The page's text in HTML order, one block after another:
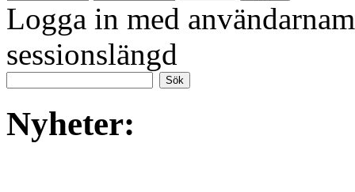
Logga in med
sessionslängd
Nyheter: